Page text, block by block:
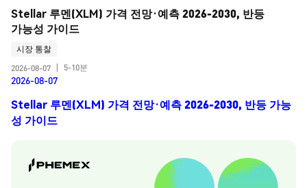
Stellar 루멘(XLM) 가격 전망·예측 2026-2030, 반등
가능성 가이드
시장 통찰
2026-08-07
5-10분
2026-08-07
Stellar 루멘(XLM) 가격 전망·예측 2026-2030, 반등 가능
성 가이드